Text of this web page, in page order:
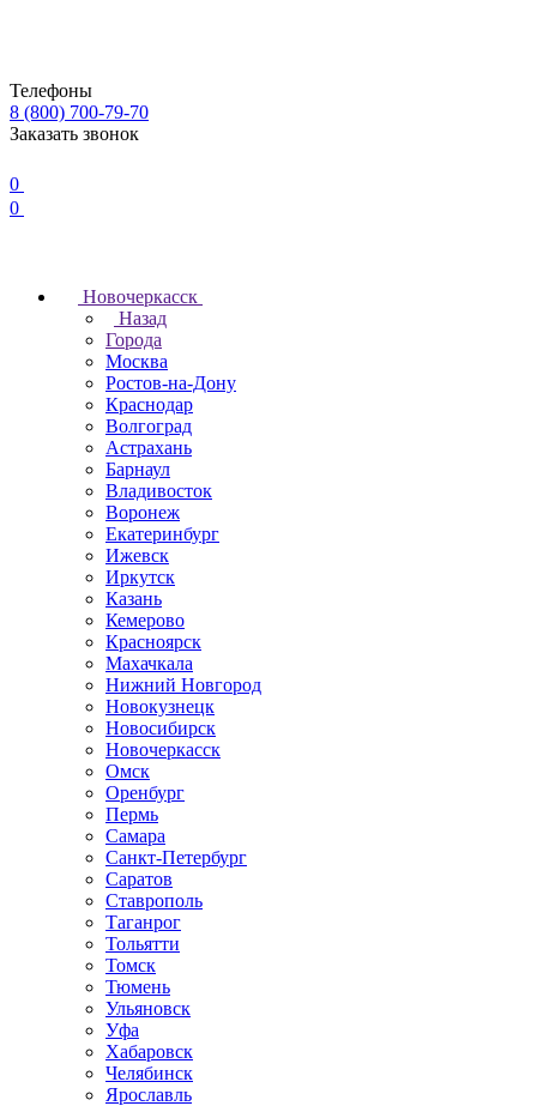
Телефоны
8 (800) 700-79-70
Заказать звонок
0
0
Новочеркаcск
Назад
Города
Москва
Ростов-на-Дону
Краснодар
Волгоград
Астрахань
Барнаул
Владивосток
Воронеж
Екатеринбург
Ижевск
Иркутск
Казань
Кемерово
Красноярск
Махачкала
Нижний Новгород
Новокузнецк
Новосибирск
Новочеркаcск
Омск
Оренбург
Пермь
Самара
Санкт-Петербург
Саратов
Ставрополь
Таганрог
Тольятти
Томск
Тюмень
Ульяновск
Уфа
Хабаровск
Челябинск
Ярославль